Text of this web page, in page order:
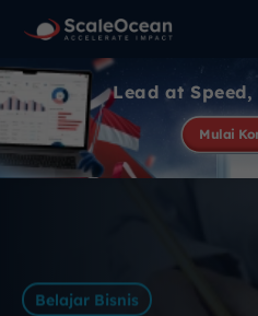
Lead at Speed,
Mulai
Belajar Bisnis